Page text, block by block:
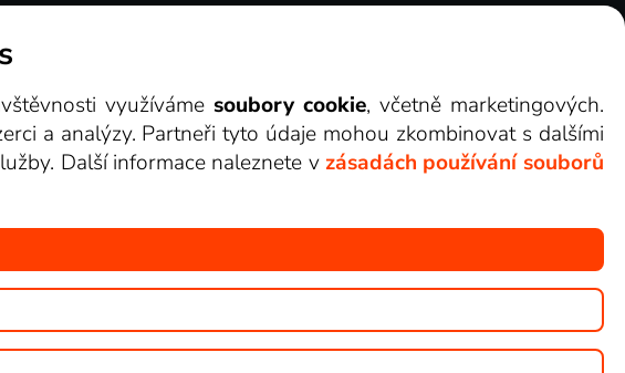
stanic, které můžete sledovat v Lepší.TV.
využívámesoubory cookie, včetně marketingových.
a analýzy. Partneři tyto údaje mohou zkombinovat s dalšími
Další informace naleznete v zásadách používání souborů